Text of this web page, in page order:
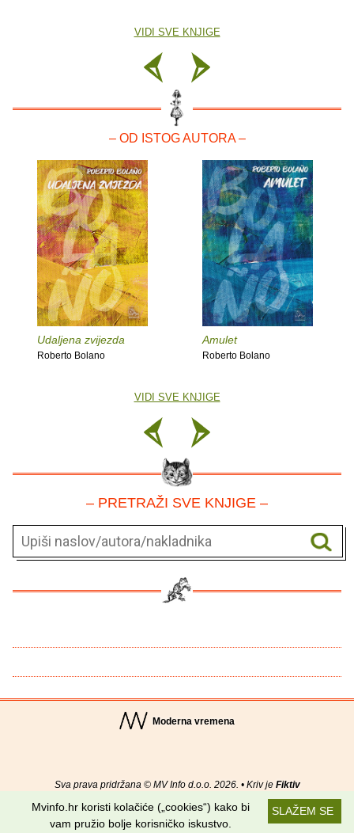
VIDI SVE KNJIGE
– OD ISTOG AUTORA –
Udaljena zvijezda
Roberto Bolano
Amulet
Roberto Bolano
VIDI SVE KNJIGE
– PRETRAŽI SVE KNJIGE –
Moderna vremena
Sva prava pridržana © MV Info d.o.o. 2026. • Kriv je Fiktiv
Uvjeti korištenja RSS kanaliSLAŽEM SE
Mvinfo.hr koristi kolačiće („cookies“) kako bi
vam pružio bolje korisničko iskustvo.